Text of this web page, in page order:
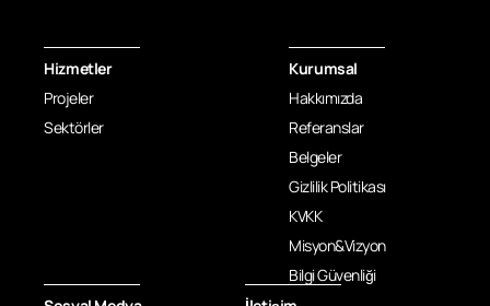
Hizmetler
Projeler
Sektörler
Kurumsal
Hakkımızda
Referanslar
Belgeler
Gizlilik Politikası
KVKK
Misyon&Vizyon
Bilgi Güvenliği